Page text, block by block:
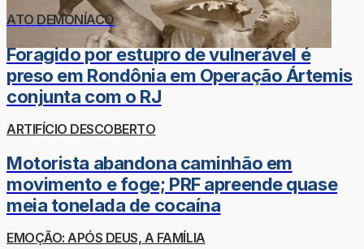
ATO DEMONÍACO
Foragido por estupro de vulnerável é
preso em Rondônia em Operação Ártemis
conjunta com o RJ
ARTIFÍCIO DESCOBERTO
Motorista abandona caminhão em
movimento e foge; PRF apreende quase
meia tonelada de cocaína
EMOÇÃO: APÓS DEUS, A FAMÍLIA